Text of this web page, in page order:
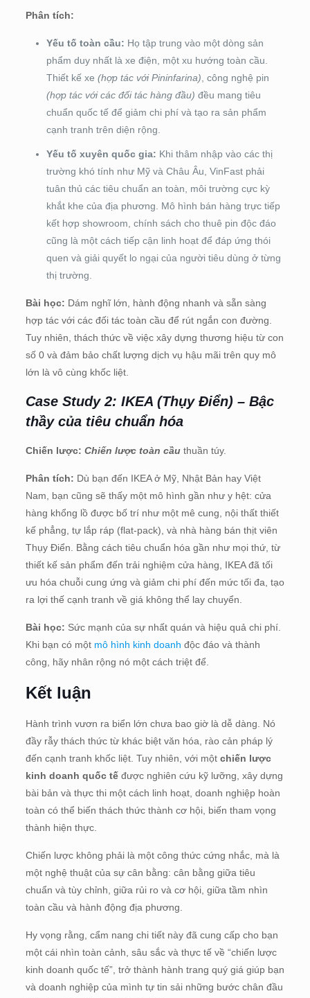
Phân tích:
Yếu tố toàn cầu: Họ tập trung vào một dòng sản
phẩm duy nhất là xe điện, một xu hướng toàn cầu.
Thiết kế xe (hợp tác với Pininfarina) , công nghệ pin
(hợp tác với các đối tác hàng đầu) đều mang tiêu
chuẩn quốc tế để giảm chi phí và tạo ra sản phẩm
cạnh tranh trên diện rộng.
Yếu tố xuyên quốc gia: Khi thâm nhập vào các thị
trường khó tính như Mỹ và Châu Âu, VinFast phải
tuân thủ các tiêu chuẩn an toàn, môi trường cực kỳ
khắt khe của địa phương. Mô hình bán hàng trực tiếp
kết hợp showroom, chính sách cho thuê pin độc đáo
cũng là một cách tiếp cận linh hoạt để đáp ứng thói
quen và giải quyết lo ngại của người tiêu dùng ở từng
thị trường.
Bài học: Dám nghĩ lớn, hành động nhanh và sẵn sàng
hợp tác với các đối tác toàn cầu để rút ngắn con đường.
Tuy nhiên, thách thức về việc xây dựng thương hiệu từ con
số 0 và đảm bảo chất lượng dịch vụ hậu mãi trên quy mô
lớn là vô cùng khốc liệt.
Case Study 2: IKEA (Thụy Điển) – Bậc
thầy của tiêu chuẩn hóa
Chiến lược: Chiến lược toàn cầu thuần túy.
Phân tích: Dù bạn đến IKEA ở Mỹ, Nhật Bản hay Việt
Nam, bạn cũng sẽ thấy một mô hình gần như y hệt: cửa
hàng khổng lồ được bố trí như một mê cung, nội thất thiết
kế phẳng, tự lắp ráp (flat-pack), và nhà hàng bán thịt viên
Thụy Điển. Bằng cách tiêu chuẩn hóa gần như mọi thứ, từ
thiết kế sản phẩm đến trải nghiệm cửa hàng, IKEA đã tối
ưu hóa chuỗi cung ứng và giảm chi phí đến mức tối đa, tạo
ra lợi thế cạnh tranh về giá không thể lay chuyển.
Bài học: Sức mạnh của sự nhất quán và hiệu quả chi phí.
Khi bạn có một mô hình kinh doanh độc đáo và thành
công, hãy nhân rộng nó một cách triệt để.
Kết luận
Hành trình vươn ra biển lớn chưa bao giờ là dễ dàng. Nó
đầy rẫy thách thức từ khác biệt văn hóa, rào cản pháp lý
đến cạnh tranh khốc liệt. Tuy nhiên, với một chiến lược
kinh doanh quốc tếđược nghiên cứu kỹ lưỡng, xây dựng
bài bản và thực thi một cách linh hoạt, doanh nghiệp hoàn
toàn có thể biến thách thức thành cơ hội, biến tham vọng
thành hiện thực.
Chiến lược không phải là một công thức cứng nhắc, mà là
một nghệ thuật của sự cân bằng: cân bằng giữa tiêu
chuẩn và tùy chỉnh, giữa rủi ro và cơ hội, giữa tầm nhìn
toàn cầu và hành động địa phương.
Hy vọng rằng, cẩm nang chi tiết này đã cung cấp cho bạn
một cái nhìn toàn cảnh, sâu sắc và thực tế về “chiến lược
kinh doanh quốc tế”, trở thành hành trang quý giá giúp bạn
và doanh nghiệp của mình tự tin sải những bước chân đầu